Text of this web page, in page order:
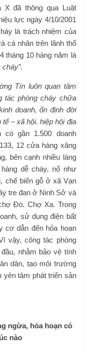
đã thông qua Luật
lực ngày 4/10/2001
là trách nhiệm của
cá nhân trên lãnh thổ
tháng 10 hàng năm là
Tín luôn quan tâm
tác phòng cháy chữa
doanh, ổn định đời
– xã hội. hiệp hội địa
có gần 1.500 doanh
12 cửa hàng xăng
bên cạnh nhiều làng
dễ cháy, nổ như
chế biến gỗ ở xã Vạn
tre đan ở Ninh Sở và
Đò. Chợ Xa. Trong
sử dụng điện bất
cơ dẫn đến hỏa hoạn
vậy, công tác phòng
nhằm bảo vệ tính
dân, tạo môi trường
yên tâm phát triển sản
ngừa, hỏa hoạn có
nào